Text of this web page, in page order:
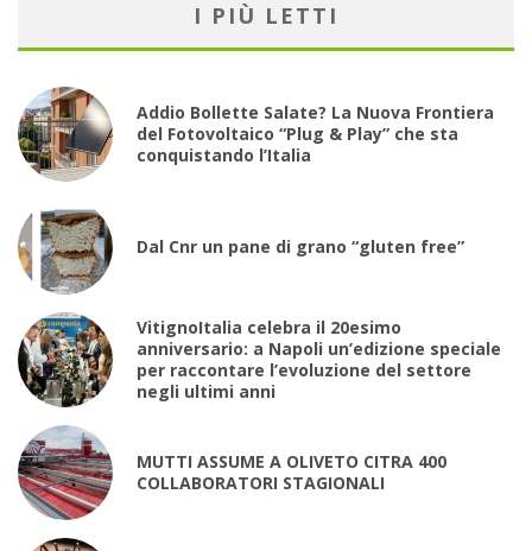
I PIÙ LETTI
Addio Bollette Salate? La Nuova Frontiera
del Fotovoltaico “Plug & Play” che sta
conquistando l’Italia
Dal Cnr un pane di grano “gluten free”
VitignoItalia celebra il 20esimo
anniversario: a Napoli un’edizione speciale
per raccontare l’evoluzione del settore
negli ultimi anni
MUTTI ASSUME A OLIVETO CITRA 400
COLLABORATORI STAGIONALI